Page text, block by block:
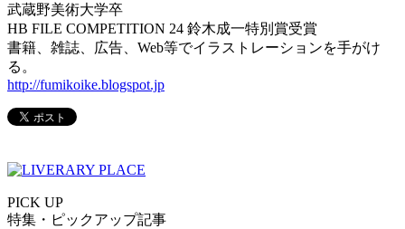
武蔵野美術大学卒
HB FILE COMPETITION 24 鈴木成一特別賞受賞
書籍、雑誌、広告、Web等でイラストレーションを手がけ
る。
http://fumikoike.blogspot.jp
PICK UP
特集・ピックアップ記事